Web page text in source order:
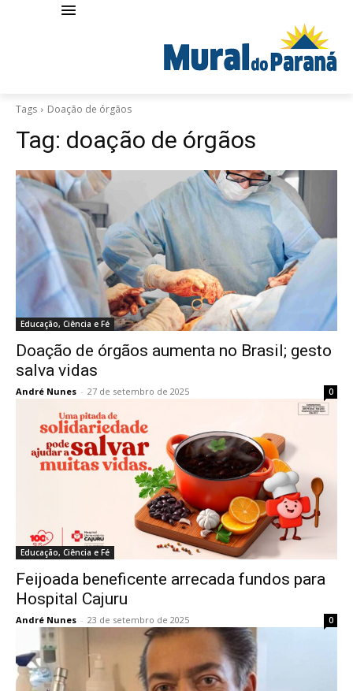
Tags Doação de órgãos
Tag: doação de órgãos
Educação, Ciência e Fé
Doação de órgãos aumenta no Brasil; gesto
salva vidas
André Nunes - 27 de setembro de 2025 0
Educação, Ciência e Fé
Feijoada beneficente arrecada fundos para
Hospital Cajuru
André Nunes - 23 de setembro de 2025 0